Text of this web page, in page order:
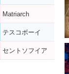
Matriarch
テスコボーイ
セントソフイア